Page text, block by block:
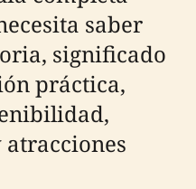
saber
significado
práctica,
atracciones